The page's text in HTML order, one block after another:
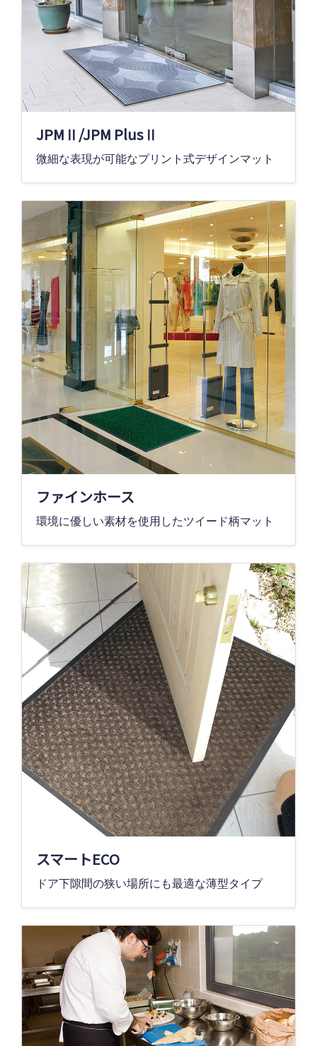
JPMⅡ/JPM PlusⅡ
微細な表現が可能なプリント式デザインマット
ファインホース
環境に優しい素材を使用したツイード柄マット
スマートECO
ドア下隙間の狭い場所にも最適な薄型タイプ